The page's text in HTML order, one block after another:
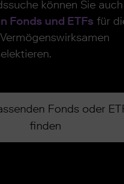
können Sie
Fonds und ETFs für
Fonds oder
finden